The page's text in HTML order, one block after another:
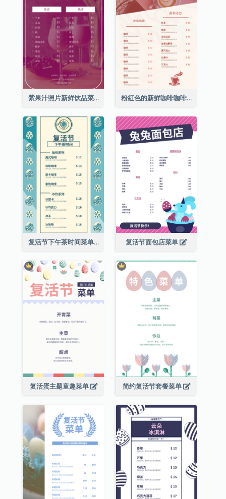
紫果汁照片新鲜饮品菜单 粉紅色的新鮮咖啡咖啡館照片簡單菜單
复活节下午茶时间菜单 复活节面包店菜单
复活蛋主题童趣菜单 简约复活节套餐菜单